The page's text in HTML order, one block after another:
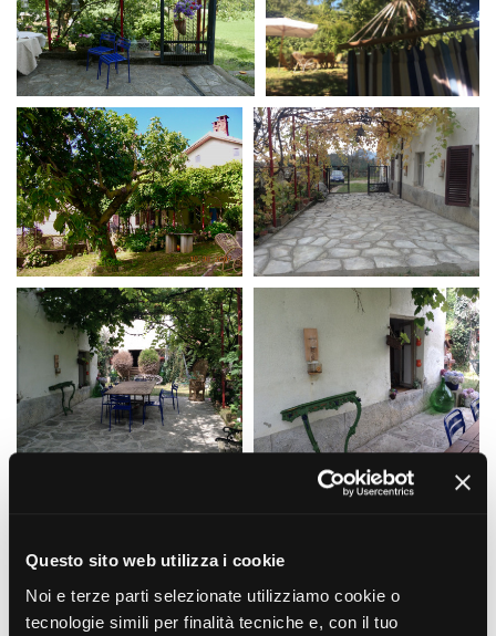
Questo sito web utilizza i cookie
Noi e terze parti selezionate utilizziamo cookie o
tecnologie simili per finalità tecniche e, con il tuo